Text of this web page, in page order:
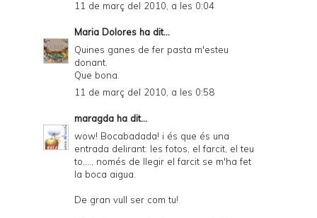
11 de març del 2010, a les 0:04
Maria Dolores ha dit...
Quines ganes de fer pasta m'esteu
donant.
Que bona.
11 de març del 2010, a les 0:58
maragda ha dit...
wow! Bocabadada! i és que és una
entrada delirant: les fotos, el farcit, el teu
to,..., només de llegir el farcit se m'ha fet
la boca aigua.
De gran vull ser com tu!